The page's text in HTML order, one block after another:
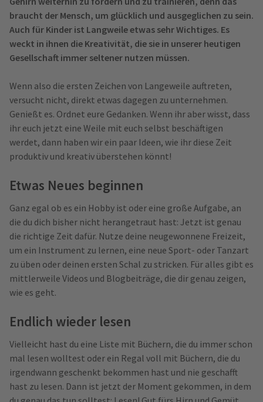
braucht der Mensch, um glücklich und ausgeglichen zu sein.
Auch für Kinder ist Langweile etwas sehr Wichtiges. Es
weckt in ihnen die Kreativität, die sie in unserer heutigen
Gesellschaft immer seltener nutzen müssen.
Wenn also die ersten Zeichen von Langeweile auftreten,
versucht nicht, direkt etwas dagegen zu unternehmen.
Genießt es. Ordnet eure Gedanken. Wenn ihr aber wisst, dass
ihr euch jetzt eine Weile mit euch selbst beschäftigen
werdet, dann haben wir ein paar Ideen, wie ihr diese Zeit
produktiv und kreativ überstehen könnt!
Etwas Neues beginnen
Ganz egal ob es ein Hobby ist oder eine große Aufgabe, an
die du dich bisher nicht herangetraut hast: Jetzt ist genau
die richtige Zeit dafür. Nutze deine neugewonnene Freizeit,
um ein Instrument zu lernen, eine neue Sport- oder Tanzart
zu üben oder deinen ersten Schal zu stricken. Für alles gibt es
mittlerweile Videos und Blogbeiträge, die dir genau zeigen,
wie es geht.
Endlich wieder lesen
Vielleicht hast du eine Liste mit Büchern, die du immer schon
mal lesen wolltest oder ein Regal voll mit Büchern, die du
irgendwann geschenkt bekommen hast und nie geschafft
hast zu lesen. Dann ist jetzt der Moment gekommen, in dem